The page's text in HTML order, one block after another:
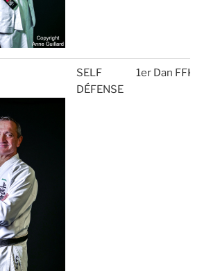
SELF
DÉFENSE
1er Dan FFK